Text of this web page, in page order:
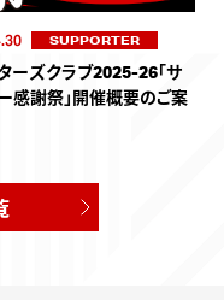
SUPPORTER
ーズクラブ2025-26「サ
感謝祭」開催概要のご案